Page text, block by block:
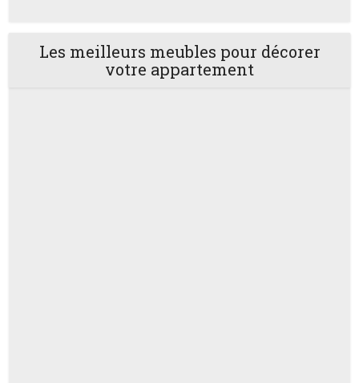
Les meilleurs meubles pour décorer
votre appartement